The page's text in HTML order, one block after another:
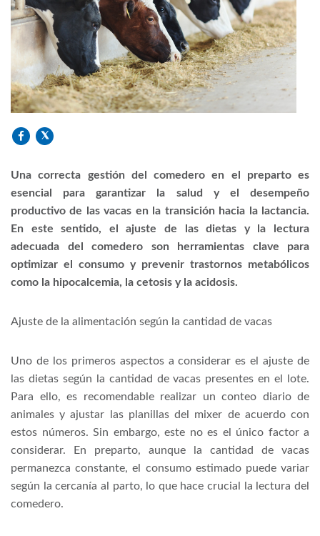
Una correcta gestión del comedero en el preparto es
esencial para garantizar la salud y el desempeño
productivo de las vacas en la transición hacia la lactancia.
En este sentido, el ajuste de las dietas y la lectura
adecuada del comedero son herramientas clave para
optimizar el consumo y prevenir trastornos metabólicos
como la hipocalcemia, la cetosis y la acidosis.
Ajuste de la alimentación según la cantidad de vacas
Uno de los primeros aspectos a considerar es el ajuste de
las dietas según la cantidad de vacas presentes en el lote.
Para ello, es recomendable realizar un conteo diario de
animales y ajustar las planillas del mixer de acuerdo con
estos números. Sin embargo, este no es el único factor a
considerar. En preparto, aunque la cantidad de vacas
permanezca constante, el consumo estimado puede variar
según la cercanía al parto, lo que hace crucial la lectura del
comedero.